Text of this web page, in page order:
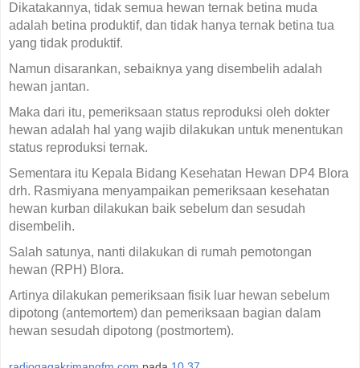
Dikatakannya, tidak semua hewan ternak betina muda
adalah betina produktif, dan tidak hanya ternak betina tua
yang tidak produktif.
Namun disarankan, sebaiknya yang disembelih adalah
hewan jantan.
Maka dari itu, pemeriksaan status reproduksi oleh dokter
hewan adalah hal yang wajib dilakukan untuk menentukan
status reproduksi ternak.
Sementara itu Kepala Bidang Kesehatan Hewan DP4 Blora
drh. Rasmiyana menyampaikan pemeriksaan kesehatan
hewan kurban dilakukan baik sebelum dan sesudah
disembelih.
Salah satunya, nanti dilakukan di rumah pemotongan
hewan (RPH) Blora.
Artinya dilakukan pemeriksaan fisik luar hewan sebelum
dipotong (antemortem) dan pemeriksaan bagian dalam
hewan sesudah dipotong (postmortem).